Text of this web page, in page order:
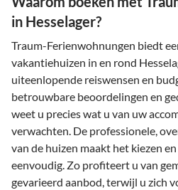
in Hesselager?
Traum-Ferienwohnungen biedt
vakantiehuizen in en rond
uiteenlopende reiswensen en
betrouwbare beoordelingen en
weet u precies wat u van uw
verwachten. De professionele,
van de huizen maakt het kiezen
eenvoudig. Zo profiteert u van
gevarieerd aanbod, terwijl u zich